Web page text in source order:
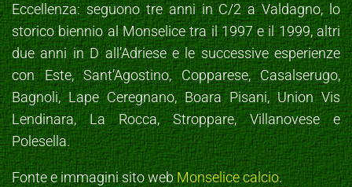
Eccellenza: seguono tre anni in C/2 a Valdagno, lo
storico biennio al Monselice tra il 1997 e il 1999, altri
due anni in D all’Adriese e le successive esperienze
con Este, Sant’Agostino, Copparese, Casalserugo,
Bagnoli, Lape Ceregnano, Boara Pisani, Union Vis
Lendinara, La Rocca, Stroppare, Villanovese e
Polesella.
Fonte e immagini sito webMonselice calcio.